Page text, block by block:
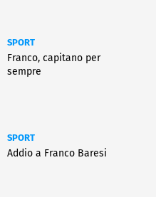
SPORT
Franco, capitano per
sempre
SPORT
Addio a Franco Baresi